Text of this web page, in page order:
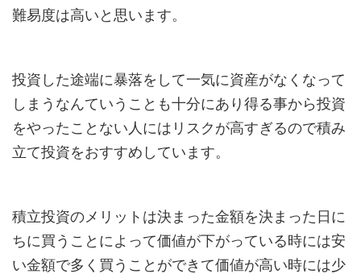
難易度は高いと思います。
投資した途端に暴落をして一気に資産がなくなって
しまうなんていうことも十分にあり得る事から投資
をやったことない人にはリスクが高すぎるので積み
立て投資をおすすめしています。
積立投資のメリットは決まった金額を決まった日に
ちに買うことによって価値が下がっている時には安
い金額で多く買うことができて価値が高い時には少